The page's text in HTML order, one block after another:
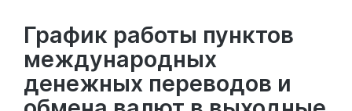
График работы пунктов
международных
денежных переводов и